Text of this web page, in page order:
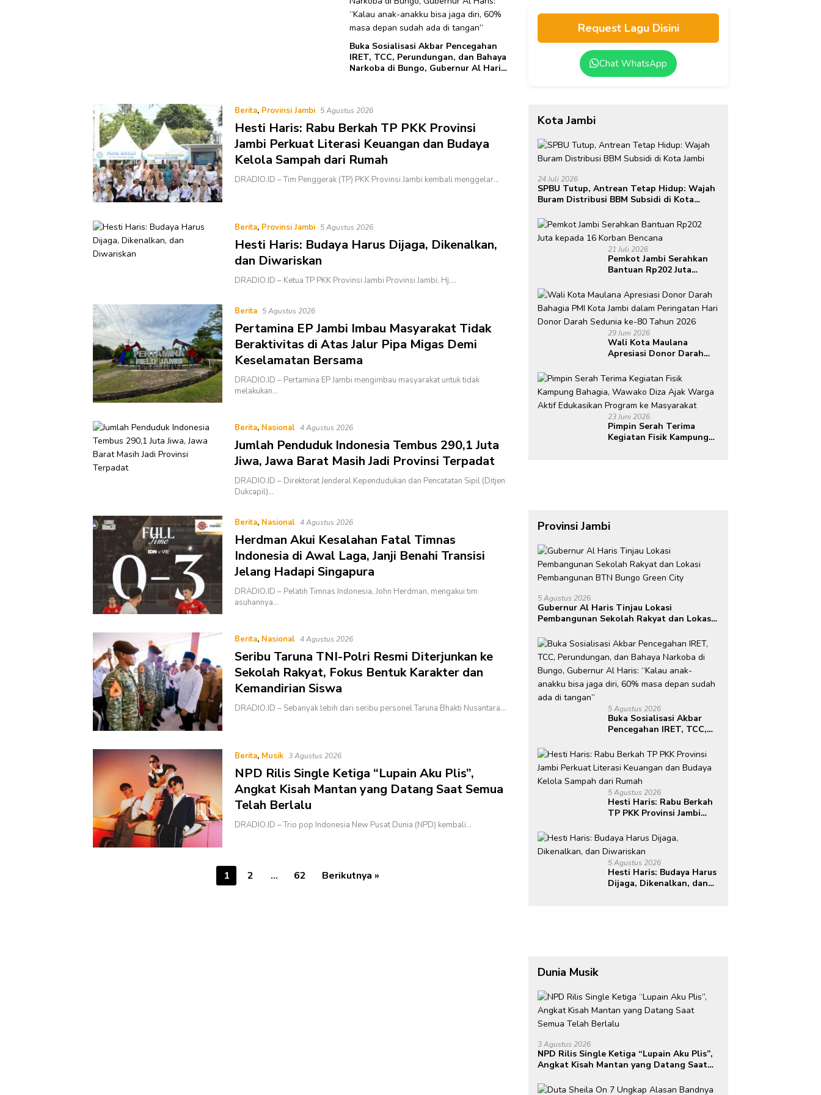
Buka Sosialisasi Akbar Pencegahan
IRET, TCC, Perundungan, dan Bahaya
Narkoba di Bungo, Gubernur Al Haris:
Berita, Provinsi Jambi 5 Agustus 2026
Hesti Haris: Rabu Berkah TP PKK Provinsi
Jambi Perkuat Literasi Keuangan dan Budaya
Kelola Sampah dari Rumah
DRADIO.ID – Tim Penggerak (TP) PKK Provinsi Jambi kembali menggelar…
Berita, Provinsi Jambi 5 Agustus 2026
Hesti Haris: Budaya Harus Dijaga, Dikenalkan,
dan Diwariskan
DRADIO.ID – Ketua TP PKK Provinsi Jambi Provinsi Jambi, Hj….
Berita 5 Agustus 2026
Pertamina EP Jambi Imbau Masyarakat Tidak
Beraktivitas di Atas Jalur Pipa Migas Demi
Keselamatan Bersama
DRADIO.ID – Pertamina EP Jambi mengimbau masyarakat untuk tidak
melakukan…
Berita, Nasional 4 Agustus 2026
Jumlah Penduduk Indonesia Tembus 290,1 Juta
Jiwa, Jawa Barat Masih Jadi Provinsi Terpadat
DRADIO.ID – Direktorat Jenderal Kependudukan dan Pencatatan Sipil (Ditjen
Dukcapil)…
Berita, Nasional 4 Agustus 2026
Herdman Akui Kesalahan Fatal Timnas
Indonesia di Awal Laga, Janji Benahi Transisi
Jelang Hadapi Singapura
DRADIO.ID – Pelatih Timnas Indonesia, John Herdman, mengakui tim
asuhannya…
Berita, Nasional 4 Agustus 2026
Seribu Taruna TNI-Polri Resmi Diterjunkan ke
Sekolah Rakyat, Fokus Bentuk Karakter dan
Kemandirian Siswa
DRADIO.ID – Sebanyak lebih dari seribu personel Taruna Bhakti Nusantara…
Berita, Musik 3 Agustus 2026
NPD Rilis Single Ketiga “Lupain Aku Plis”,
Angkat Kisah Mantan yang Datang Saat Semua
Telah Berlalu
DRADIO.ID – Trio pop Indonesia New Pusat Dunia (NPD) kembali…
1 2 … 62 Berikutnya »
Request Lagu Disini
Chat WhatsApp
Kota Jambi
24 Juli 2026
SPBU Tutup, Antrean Tetap Hidup: Wajah
Buram Distribusi BBM Subsidi di Kota
21 Juli 2026
Pemkot Jambi Serahkan
Bantuan Rp202 Juta
Bencana
29 Juni 2026
Wali Kota Maulana
Apresiasi Donor Darah
dalam Peringatan Hari
Donor Darah Sedunia ke-
80 Tahun 2026
23 Juni 2026
Pimpin Serah Terima
Kegiatan Fisik Kampung
Provinsi Jambi
5 Agustus 2026
Gubernur Al Haris Tinjau Lokasi
Pembangunan Sekolah Rakyat dan Lokasi
5 Agustus 2026
Buka Sosialisasi Akbar
Pencegahan IRET, TCC,
Narkoba di Bungo,
Gubernur Al Haris: “Kalau
anak-anakku bisa jaga
diri, 60% masa depan
sudah ada di tangan”
5 Agustus 2026
Hesti Haris: Rabu Berkah
TP PKK Provinsi Jambi
Keuangan dan Budaya
Kelola Sampah dari
Rumah
5 Agustus 2026
Hesti Haris: Budaya Harus
Dijaga, Dikenalkan, dan
Dunia Musik
3 Agustus 2026
NPD Rilis Single Ketiga “Lupain Aku Plis”,
Angkat Kisah Mantan yang Datang Saat